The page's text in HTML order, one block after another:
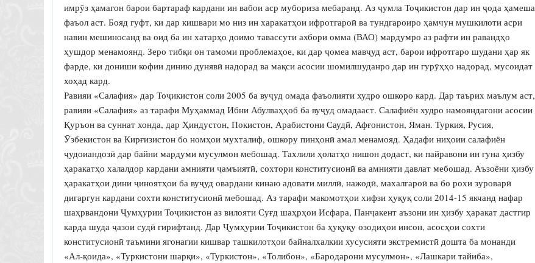
имрӯз ҳамагон барои бартараф кардани ин вабои аср мубориза мебаранд. Аз ҷумла Тоҷикистон дар ин ҷода ҳамеша
фаъол аст. Бояд гуфт, ки дар кишвари мо низ ин харакатҳои ифротгароӣ ва тундгароиро ҳамчун мушкилоти асри
навин мешиносанд ва оид ба ин хатарҳо доимо тавассути ахбори омма (ВАО) мардумро аз рафти ин равандҳо
ҳушдор менамоянд. Зеро тибқи он тамоми проблемаҳое, ки дар ҷомеа мавҷуд аст, барои ифротгаро шудани ҳар як
фарде, ки дониши кофии динию дунявӣ надорад ва мақси асосии шомилшуданро дар ин гурӯҳҳо надорад, мусоидат
хоҳад кард.
Равияи «Салафия» дар Тоҷикистон соли 2005 ба вуҷуд омада фаъолияти худро ошкоро кард. Дар таърих маълум аст,
равияи «Салафия» аз тарафи Муҳаммад Ибни Абулваҳҳоб ба вуҷуд омадааст. Салафиён худро намояндагони асосии
Қуръон ва суннат хонда, дар Ҳиндустон, Покистон, Арабистони Саудӣ, Афғонистон, Яман. Туркия, Русия,
Ӯзбекистон ва Кирғизистон бо номҳои мухталиф, ошкору пинҳонӣ амал менамояд. Ҳадафи ниҳоии салафиён
ҷудоиандозӣ дар байни мардуми мусулмон мебошад. Тахлили ҳолатҳо нишон додаст, ки пайравони ин гуна ҳизбу
ҳаракатҳо халалдор кардани амнияти ҷамъиятӣ, сохтори конститусионӣ ва амнияти давлат мебошад. Аъзоёни ҳизбу
ҳаракатҳои дини ҷиноятҳои ба вуҷуд овардани кинаю адовати миллӣ, нажодӣ, махалгароӣ ва бо рохи зуроварӣ
дигаргун кардани сохти конститусионӣ мебошад. Аз тарафи макомотҳои хифзи ҳуқуқ соли 2014-15 якчанд нафар
шаҳрвандони Ҷумҳурии Тоҷикистон аз вилояти Суғд шаҳрҳои Исфара, Панҷакент аъзони ин ҳизбу ҳаракат дастгир
карда шуда ҷазои судӣ гирифтанд. Дар Ҷумҳурии Тоҷикистон ба ҳуқуқу озодиҳои инсон, асосҳои сохти
конститусионӣ таъмини ягонагии кишвар ташкилотҳои байналхалкии хусусияти экстремистӣ дошта ба монанди
«Ал-қоида», «Туркистони шарқи», «Туркистон», «Толибон», «Бародарони мусулмон», «Лашкари тайиба»,